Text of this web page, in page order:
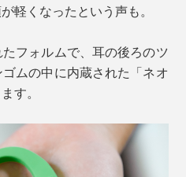
軽くなったという声も。
フォルムで、耳の後ろのツ
ムの中に内蔵された「ネオ
す。